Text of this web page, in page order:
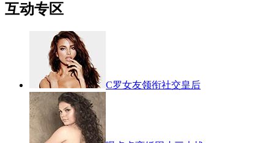
互动专区
C罗女友领衔社交皇后